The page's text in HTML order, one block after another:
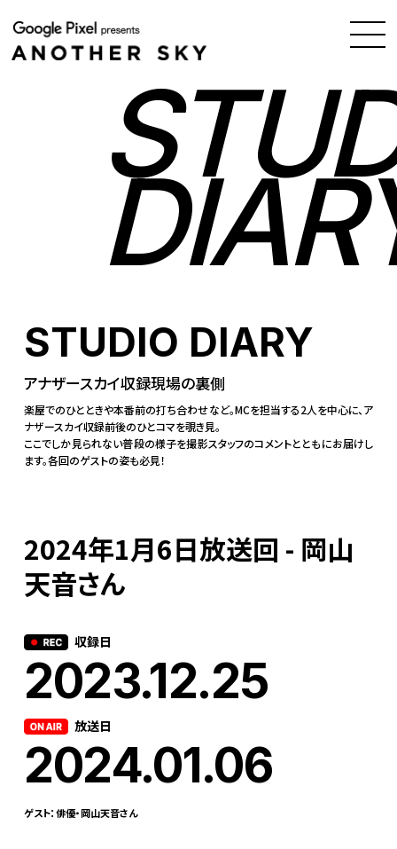
STUDIO DIARY
アナザースカイ収録現場の裏側
楽屋でのひとときや本番前の打ち合わせなど。MCを担当する2人を中心に、ア
ナザースカイ収録前後のひとコマを覗き見。
ここでしか見られない普段の様子を撮影スタッフのコメントとともにお届けし
ます。各回のゲストの姿も必見！
2024年1月6日放送回 - 岡山
天音さん
収録日
2023.12.25
放送日
2024.01.06
ゲスト：俳優・岡山天音さん